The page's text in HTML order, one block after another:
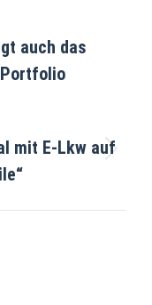
auch das
mit E-Lkw auf